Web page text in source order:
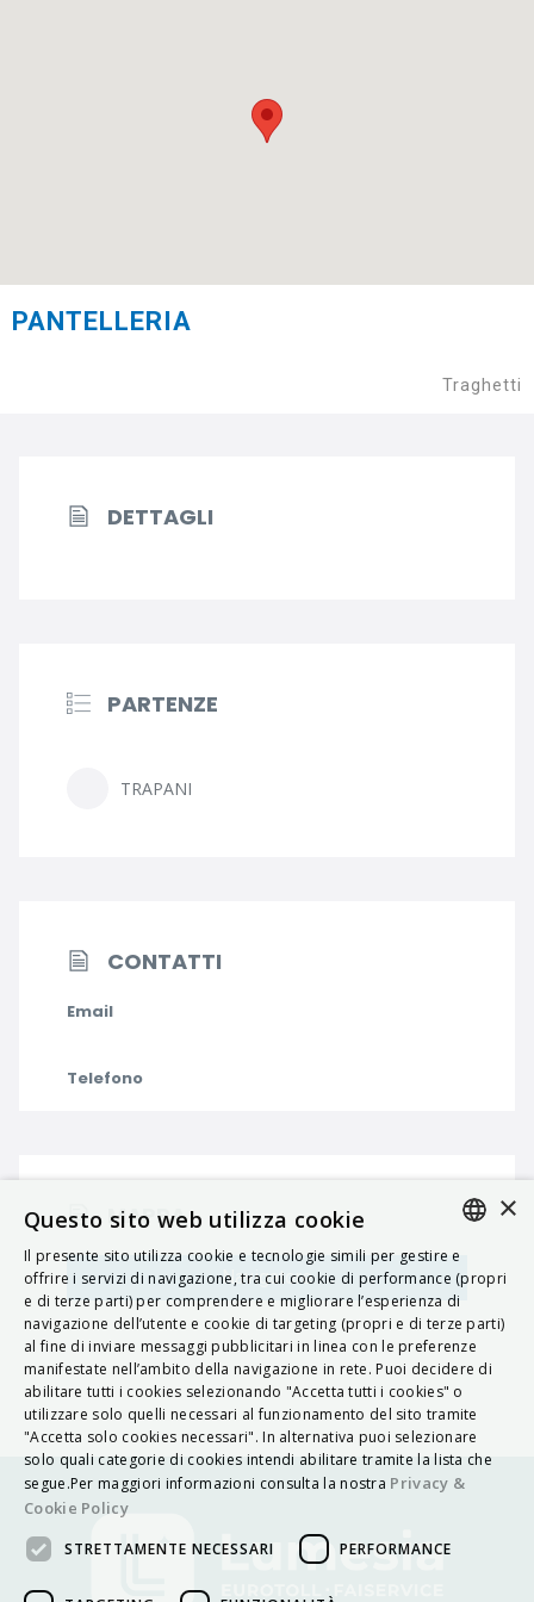
PANTELLERIA
Traghetti
DETTAGLI
PARTENZE
TRAPANI
CONTATTI
Email
Telefono
MAPPA
Navigatore ITALIAN
ENGLISH
FRENCH
HUNGARIAN
DEUTSCH
POLSKI
PORTUGUÊS
×
Questo sito web utilizza cookie
Il presente sito utilizza cookie e tecnologie simili per gestire e
offrire i servizi di navigazione, tra cui cookie di performance (propri
e di terze parti) per comprendere e migliorare l’esperienza di
navigazione dell’utente e cookie di targeting (propri e di terze parti)
al fine di inviare messaggi pubblicitari in linea con le preferenze
manifestate nell’ambito della navigazione in rete. Puoi decidere di
abilitare tutti i cookies selezionando "Accetta tutti i cookies" o
utilizzare solo quelli necessari al funzionamento del sito tramite
"Accetta solo cookies necessari". In alternativa puoi selezionare
solo quali categorie di cookies intendi abilitare tramite la lista che
segue.Per maggiori informazioni consulta la nostra Privacy &
Cookie Policy
STRETTAMENTE NECESSARI PERFORMANCE